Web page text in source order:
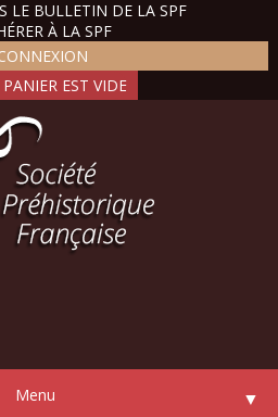
LE BULLETIN DE LA SPF
À LA SPF
Menu ▼